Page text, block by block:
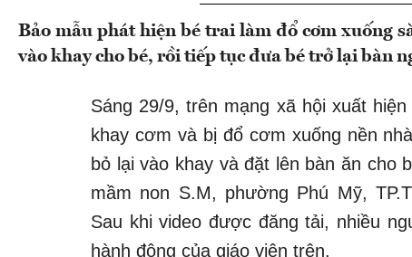
Bảo mẫu phát hiện bé trai làm đổ cơm xuống
vào khay cho bé, rồi tiếp tục đưa bé trở lại bàn
Sáng 29/9, trên mạng xã hội xuất
khay cơm và bị đổ cơm xuống nền
bỏ lại vào khay và đặt lên bàn ăn cho
mầm non S.M, phường Phú Mỹ,
Sau khi video được đăng tải, nhiều
hành động của giáo viên trên.